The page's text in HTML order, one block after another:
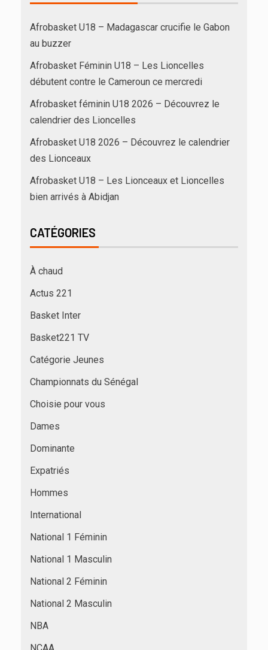
Afrobasket U18 – Madagascar crucifie le Gabon
au buzzer
Afrobasket Féminin U18 – Les Lioncelles
débutent contre le Cameroun ce mercredi
Afrobasket féminin U18 2026 – Découvrez le
calendrier des Lioncelles
Afrobasket U18 2026 – Découvrez le calendrier
des Lionceaux
Afrobasket U18 – Les Lionceaux et Lioncelles
bien arrivés à Abidjan
CATÉGORIES
À chaud
Actus 221
Basket Inter
Basket221 TV
Catégorie Jeunes
Championnats du Sénégal
Choisie pour vous
Dames
Dominante
Expatriés
Hommes
International
National 1 Féminin
National 1 Masculin
National 2 Féminin
National 2 Masculin
NBA
NCAA